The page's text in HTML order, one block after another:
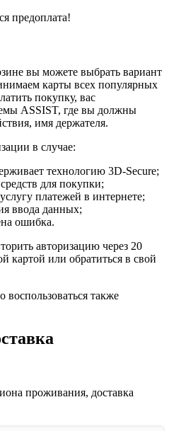
предоплата!
вы можете выбрать вариант
карты всех популярных
покупку, вас
ASSIST, где вы должны
имя держателя.
в случае:
технологию 3D-Secure;
для покупки;
платежей в интернете;
ввода данных;
ошибка.
авторизацию через 20
картой или обратиться в свой
также
проживания, доставка